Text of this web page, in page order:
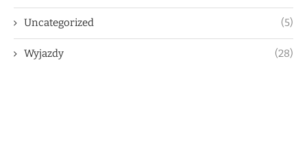
Uncategorized (5)
Wyjazdy (28)